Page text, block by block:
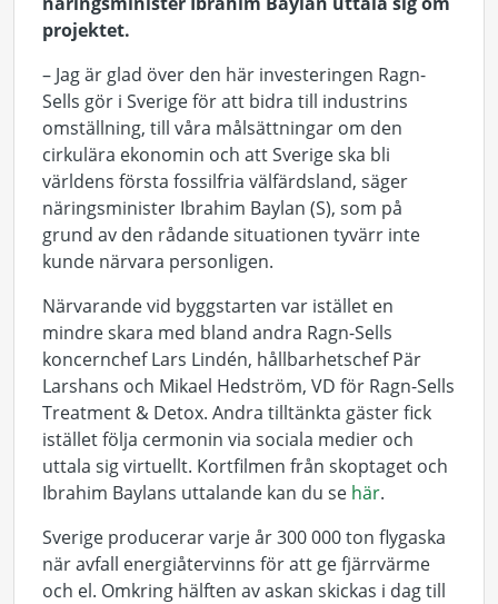
projektet.
– Jag är glad över den här investeringen Ragn-
Sells gör i Sverige för att bidra till industrins
omställning, till våra målsättningar om den
cirkulära ekonomin och att Sverige ska bli
världens första fossilfria välfärdsland, säger
näringsminister Ibrahim Baylan (S), som på
grund av den rådande situationen tyvärr inte
kunde närvara personligen.
Närvarande vid byggstarten var istället en
mindre skara med bland andra Ragn-Sells
koncernchef Lars Lindén, hållbarhetschef Pär
Larshans och Mikael Hedström, VD för Ragn-Sells
Treatment & Detox. Andra tilltänkta gäster fick
istället följa cermonin via sociala medier och
uttala sig virtuellt. Kortfilmen från skoptaget och
Ibrahim Baylans uttalande kan du se här.
Sverige producerar varje år 300 000 ton flygaska
när avfall energiåtervinns för att ge fjärrvärme
och el. Omkring hälften av askan skickas i dag till